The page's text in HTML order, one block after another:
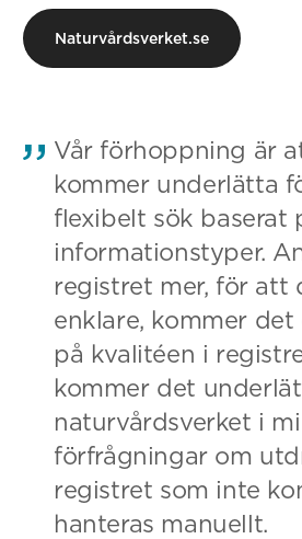
Naturvårdsverket.se
Vår förhoppning är
kommer underlätta
flexibelt sök baserat
informationstyper.
registret mer, för att
enklare, kommer det
på kvalitéen i
kommer det
naturvårdsverket i
förfrågningar om
registret som inte
hanteras manuellt.